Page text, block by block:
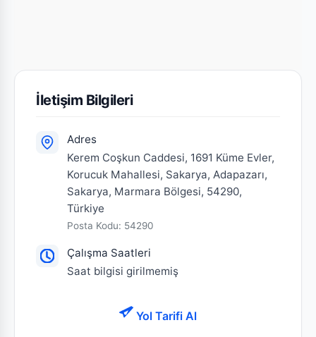
İletişim Bilgileri
Adres
Kerem Coşkun Caddesi, 1691 Küme Evler,
Korucuk Mahallesi, Sakarya, Adapazarı,
Sakarya, Marmara Bölgesi, 54290,
Türkiye
Posta Kodu: 54290
Çalışma Saatleri
Saat bilgisi girilmemiş
Yol Tarifi Al